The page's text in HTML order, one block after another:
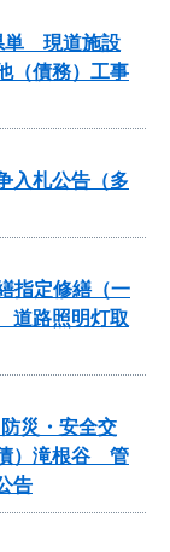
単 現道施設
（債務）工事
入札公告（多
指定修繕（一
路照明灯取
災・安全交
）滝根谷 管
告